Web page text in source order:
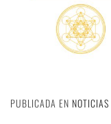
PUBLICADA EN NOTICIAS